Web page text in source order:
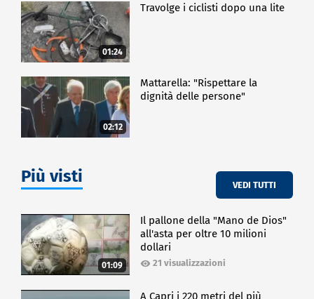
01:24
Travolge i ciclisti dopo una lite
02:12
Mattarella: "Rispettare la
dignità delle persone"
Più visti VEDI TUTTI
01:09
Il pallone della "Mano de Dios"
all'asta per oltre 10 milioni
dollari
21 visualizzazioni
A Capri i 220 metri del più